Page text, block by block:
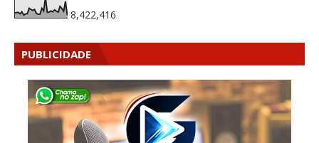
8,422,416
PUBLICIDADE